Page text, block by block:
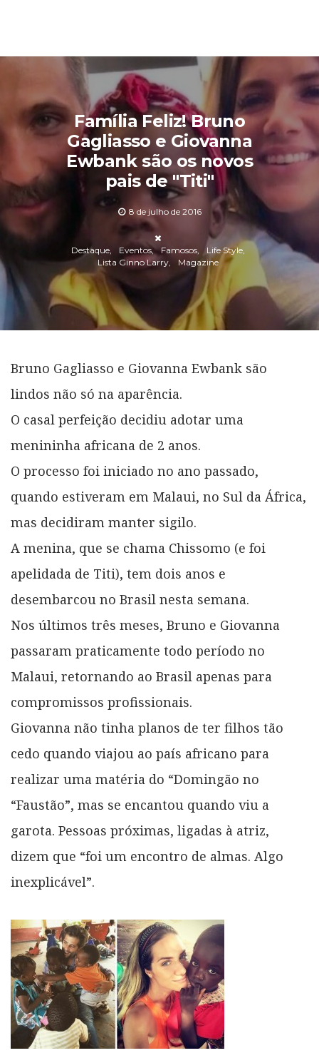
Família Feliz! Bruno
Gagliasso e Giovanna
Ewbank são os novos
pais de "Titi"
8 de julho de 2016
Destaque Eventos Famosos
Life Style
Lista Ginno Larry
Magazine
Bruno Gagliasso e Giovanna Ewbank são
lindos não só na aparência.
O casal perfeição decidiu adotar uma
menininha africana de 2 anos.
O processo foi iniciado no ano passado,
quando estiveram em Malaui, no Sul da África,
mas decidiram manter sigilo.
A menina, que se chama Chissomo (e foi
apelidada de Titi), tem dois anos e
desembarcou no Brasil nesta semana.
Nos últimos três meses, Bruno e Giovanna
passaram praticamente todo período no
Malaui, retornando ao Brasil apenas para
compromissos profissionais.
Giovanna não tinha planos de ter filhos tão
cedo quando viajou ao país africano para
realizar uma matéria do “Domingão no
“Faustão”, mas se encantou quando viu a
garota. Pessoas próximas, ligadas à atriz,
dizem que “foi um encontro de almas. Algo
inexplicável”.